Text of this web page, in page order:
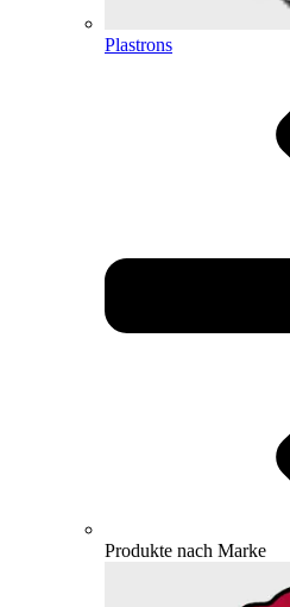
Plastrons
Produkte nach Marke